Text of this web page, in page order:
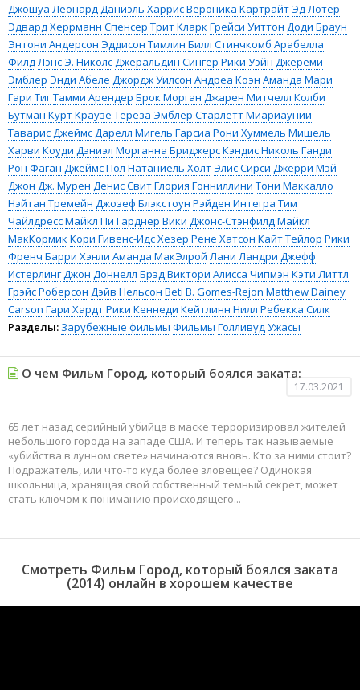
Джошуа ЛеонардДаниэль ХаррисВероника КартрайтЭд Лотер
Эдвард Херрманн Спенсер Трит Кларк Грейси Уиттон Доди Браун
Энтони Андерсон Эддисон Тимлин Билл Стинчкомб Арабелла
ФилдЛэнс Э. НиколсДжеральдин Сингер Рики Уэйн Джереми
Эмблер Энди Абеле Джордж Уилсон Андреа Коэн Аманда Мари
Гари ТигТамми Арендер Брок Морган Джарен Митчелл Колби
Бутман Курт Краузе Тереза Эмблер Старлетт Миариаунии
Таварис Джеймс Дарелл Мигель Гарсиа Рони Хуммель Мишель
Харви Коуди Дэниэл Морганна БриджерсКэндис Николь Ганди
Рон Фаган Джеймс Пол Натаниель ХолтЭлис Сирси Джерри Мэй
Джон Дж. Мурен Денис СвитГлория Гонниллини Тони Маккалло
Нэйтан Тремейн Джозеф Блэкстоун Рэйден Интегра Тим
ЧайлдрессМайкл Пи Гарднер Вики Джонс-СтэнфилдМайкл
МакКормик Кори Гивенс-ИдсХезер Рене Хатсон Кайт Тейлор Рики
Френч Барри Хэнли Аманда МакЭлрой Лани Ландри Джефф
ИстерлингДжон Доннелл Брэд Виктори Алисса Чипмэн Кэти Литтл
Грэйс Роберсон Дэйв Нельсон Beti B. Gomes-Rejon Matthew Dainey
Carson Гари ХардтРики Кеннеди Кейтлинн Нилл Ребекка Силк
Разделы: Зарубежные фильмы Фильмы ГолливудУжасы
О чем Фильм Город, который боялся заката:
17.03.2021
65 лет назад серийный убийца в маске терроризировал жителей
небольшого города на западе США. И теперь так называемые
«убийства в лунном свете» начинаются вновь. Кто за ними стоит?
Подражатель, или что-то куда более зловещее? Одинокая
школьница, хранящая свой собственный темный секрет, может
стать ключом к пониманию происходящего...
Смотреть Фильм Город, который боялся заката
(2014) онлайн в хорошем качестве